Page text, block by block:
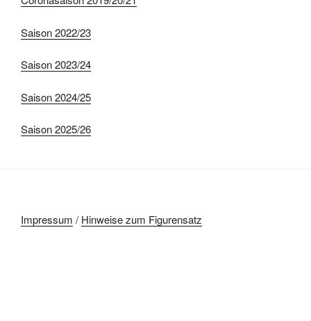
Saison 2022/23
Saison 2023/24
Saison 2024/25
Saison 2025/26
Impressum / Hinweise zum Figurensatz